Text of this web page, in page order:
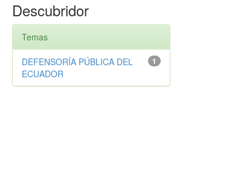
Descubridor
Temas
1
DEFENSORÍA PÚBLICA DEL
ECUADOR